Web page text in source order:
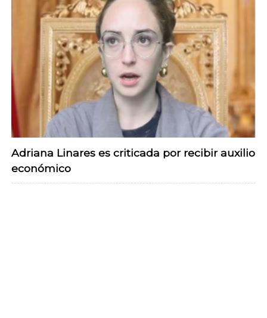
Adriana Linares es criticada por recibir auxilio
económico